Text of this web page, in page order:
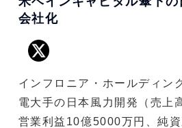
会社化
インフロニア・ホールディン
電大手の日本風力開発（売上
営業利益10億5000万円、純